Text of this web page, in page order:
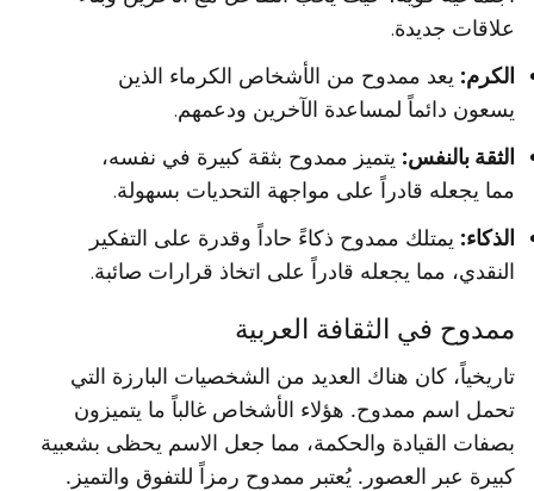
علاقات جديدة.
الكرم: يعد ممدوح من الأشخاص الكرماء الذين
يسعون دائماً لمساعدة الآخرين ودعمهم.
الثقة بالنفس: يتميز ممدوح بثقة كبيرة في نفسه،
مما يجعله قادراً على مواجهة التحديات بسهولة.
الذكاء: يمتلك ممدوح ذكاءً حاداً وقدرة على التفكير
النقدي، مما يجعله قادراً على اتخاذ قرارات صائبة.
ممدوح في الثقافة العربية
تاريخياً، كان هناك العديد من الشخصيات البارزة التي
تحمل اسم ممدوح. هؤلاء الأشخاص غالباً ما يتميزون
بصفات القيادة والحكمة، مما جعل الاسم يحظى بشعبية
كبيرة عبر العصور. يُعتبر ممدوح رمزاً للتفوق والتميز.